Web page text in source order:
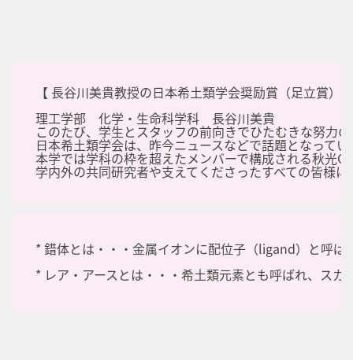
【 長谷川美貴教授の日本希土類学会奨励賞（足立賞）
理工学部 化学・生命科学科 長谷川美貴
このたび、学生とスタッフの前向きでひたむきな努力
日本希土類学会は、昨今ニュースなどで話題となって
本学では学科の枠を超えたメンバーで構成される秋光
学内外の共同研究者や支えてくださったすべての皆様
* 錯体とは・・・金属イオンに配位子（ligand）と呼ば
* レア・アースとは・・・希土類元素とも呼ばれ、ス